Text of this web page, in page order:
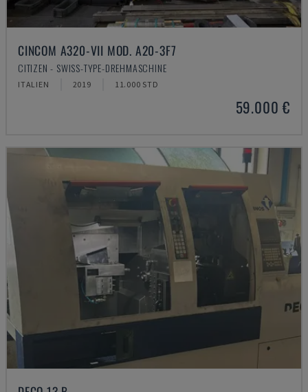
CINCOM A320-VII MOD. A20-3F7
CITIZEN - SWISS-TYPE-DREHMASCHINE
ITALIEN 2019 11.000 STD
59.000 €